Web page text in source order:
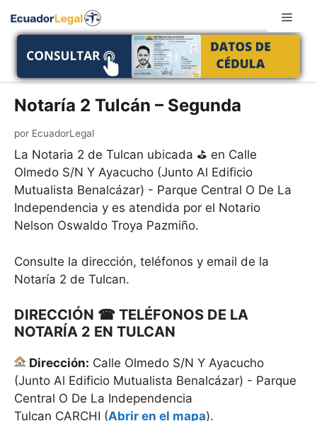
Notaría 2 Tulcán – Segunda
por EcuadorLegal
La Notaria 2 de Tulcan ubicada ⛳ en Calle
Olmedo S/N Y Ayacucho (Junto Al Edificio
Mutualista Benalcázar) - Parque Central O De La
Independencia y es atendida por el Notario
Nelson Oswaldo Troya Pazmiño.
Consulte la dirección, teléfonos y email de la
Notaría 2 de Tulcan.
DIRECCIÓN ☎ TELÉFONOS DE LA
NOTARÍA 2 EN TULCAN
Dirección: Calle Olmedo S/N Y Ayacucho
(Junto Al Edificio Mutualista Benalcázar) - Parque
Central O De La Independencia
Tulcan CARCHI (Abrir en el mapa).